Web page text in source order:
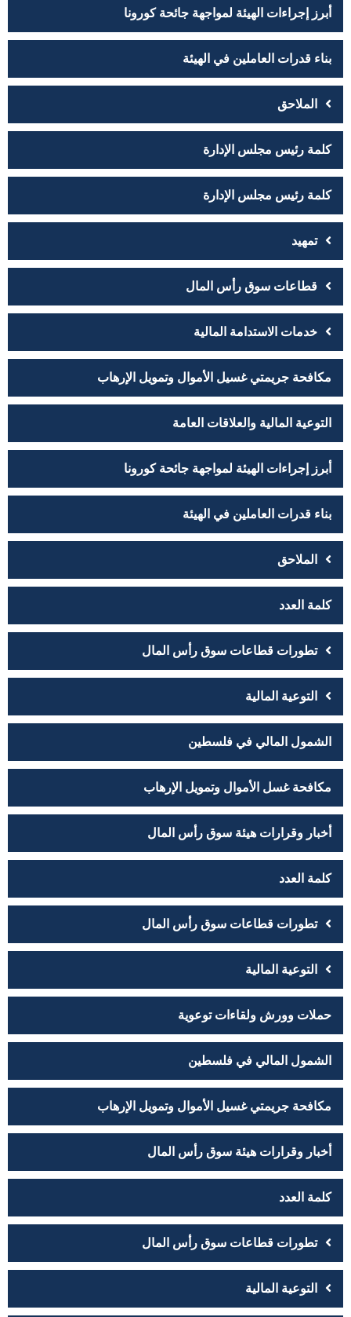
أبرز إجراءات الهيئة لمواجهة جائحة كورونا
بناء قدرات العاملين في الهيئة
الملاحق
كلمة رئيس مجلس الإدارة
كلمة رئيس مجلس الإدارة
تمهيد
قطاعات سوق رأس المال
خدمات الاستدامة المالية
مكافحة جريمتي غسيل الأموال وتمويل الإرهاب
التوعية المالية والعلاقات العامة
أبرز إجراءات الهيئة لمواجهة جائحة كورونا
بناء قدرات العاملين في الهيئة
الملاحق
كلمة العدد
تطورات قطاعات سوق رأس المال
التوعية المالية
الشمول المالي في فلسطين
مكافحة غسل الأموال وتمويل الإرهاب
أخبار وقرارات هيئة سوق رأس المال
كلمة العدد
تطورات قطاعات سوق رأس المال
التوعية المالية
حملات وورش ولقاءات توعوية
الشمول المالي في فلسطين
مكافحة جريمتي غسيل الأموال وتمويل الإرهاب
أخبار وقرارات هيئة سوق رأس المال
كلمة العدد
تطورات قطاعات سوق رأس المال
التوعية المالية